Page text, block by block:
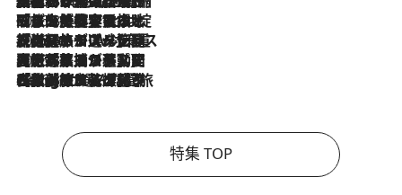
2026.8.6
「旅先には金髪ウィッグを持参」日本と同じメイクでは損してる!? 美容ジャーナリストが提案する“掟破りの旅美容”とは
2026.8.6
【厳選旅コスメ】「身軽さ＆UV対策重視！」ヘアアーティストshucoが選んだ夏旅ベストコスメを発表【Mサイズジップ】
2026.8.5
【厳選旅コスメ】国内をあちこち移動する河井菜摘が選んだ夏旅ベストコスメ発表！「リラックスアイテムはマスト」【Mサイズジップ】
2026.8.4
【厳選旅コスメ】「紫外線＆乾燥対策しながらメイク感も！」ヘア＆メイクGeorgeが選んだ夏旅ベストコスメを発表！【Mサイズジップ】
特集 TOP